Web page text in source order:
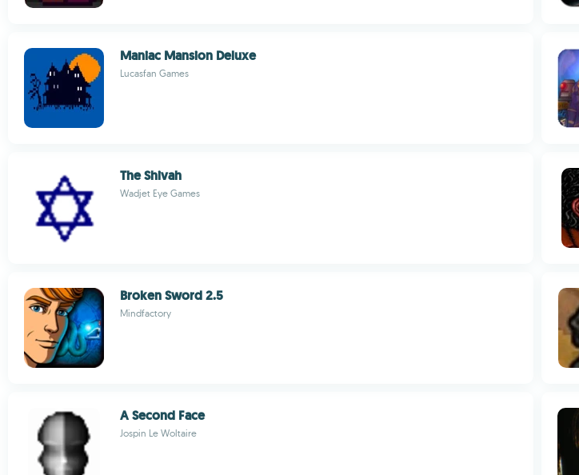
Maniac Mansion Deluxe
Lucasfan Games
The Shivah
Wadjet Eye Games
Broken Sword 2.5
Mindfactory
A Second Face
Jospin Le Woltaire